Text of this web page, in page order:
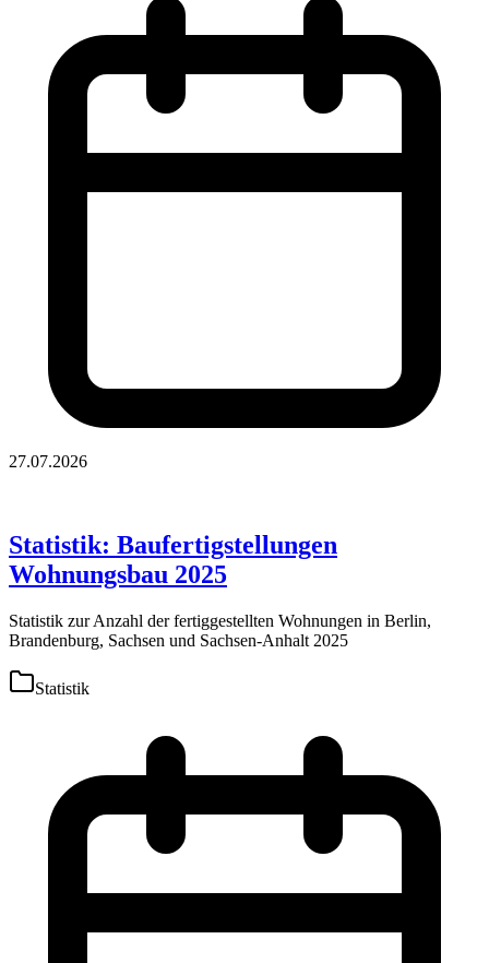
27.07.2026
Statistik: Baufertigstellungen
Wohnungsbau 2025
Statistik zur Anzahl der fertiggestellten Wohnungen in Berlin,
Brandenburg, Sachsen und Sachsen-Anhalt 2025
Statistik